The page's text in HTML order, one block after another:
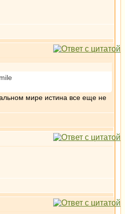
мире истина все еще не